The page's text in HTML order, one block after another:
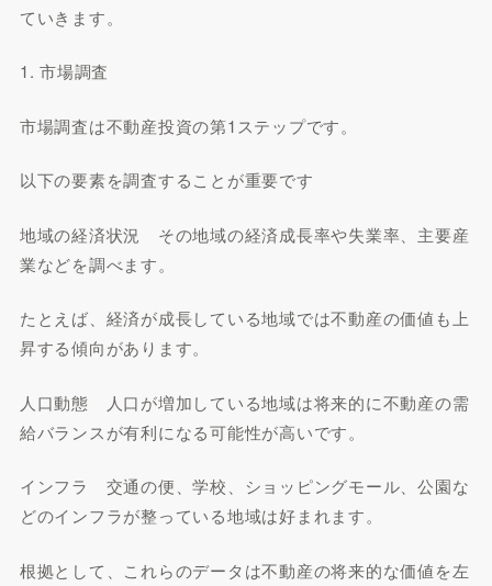
ていきます。
1. 市場調査
市場調査は不動産投資の第1ステップです。
以下の要素を調査することが重要です
地域の経済状況 その地域の経済成長率や失業率、主要産
業などを調べます。
たとえば、経済が成長している地域では不動産の価値も上
昇する傾向があります。
人口動態 人口が増加している地域は将来的に不動産の需
給バランスが有利になる可能性が高いです。
インフラ 交通の便、学校、ショッピングモール、公園な
どのインフラが整っている地域は好まれます。
根拠として、これらのデータは不動産の将来的な価値を左